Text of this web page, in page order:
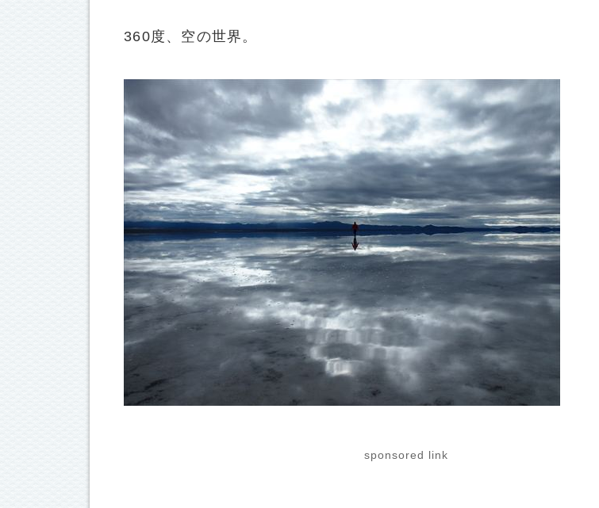
360度、空の世界。
sponsored link